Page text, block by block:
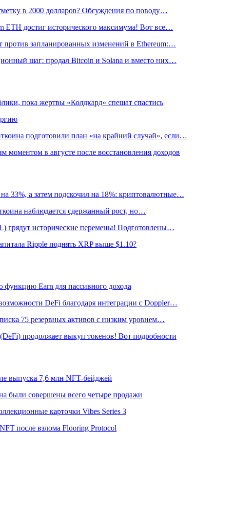
в 2000 долларов? Обсуждения по поводу…
ETH достиг исторического максимума! Вот все…
против запланированных изменений в Ethereum:…
шаг: продал Bitcoin и Solana и вместо них…
пока жертвы «Колдкард» спешат спастись
подготовили план «на крайний случай», если…
в августе после восстановления доходов
33%, а затем подскочил на 18%: криптовалютные…
наблюдается сдержанный рост, но…
грядут исторические перемены! Подготовлены…
Ripple поднять XRP выше $1.10?
Earn для пассивного дохода
DeFi благодаря интеграции с Doppler…
75 резервных активов с низким уровнем…
продолжает выкуп токенов! Вот подробности
выпуска 7,6 млн NFT‑бейджей
были совершены всего четыре продажи
карточки Vibes Series 3
после взлома Flooring Protocol